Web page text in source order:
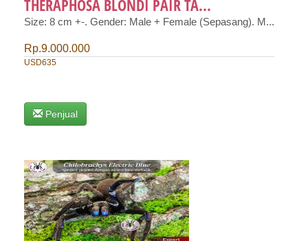
THERAPHOSA BLONDI PAIR TA...
Size: 8 cm +-. Gender: Male + Female (Sepasang). M...
Rp.9.000.000
USD635
Penjual